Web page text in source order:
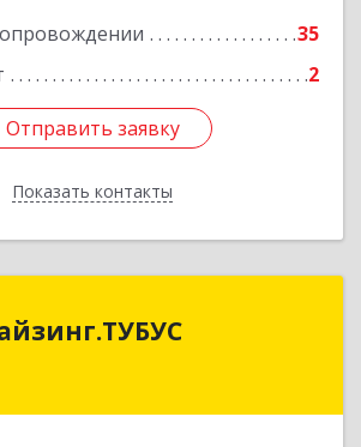
35
2
Отправить заявку
Показать контакты
Отправить заявку
Назад
1С: Франчайзинг.ТУБУС